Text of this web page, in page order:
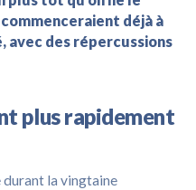
commenceraient déjà à
avec des répercussions
plus rapidement
durant la vingtaine